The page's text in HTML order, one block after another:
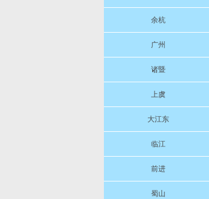
余杭
广州
诸暨
上虞
大江东
临江
前进
蜀山